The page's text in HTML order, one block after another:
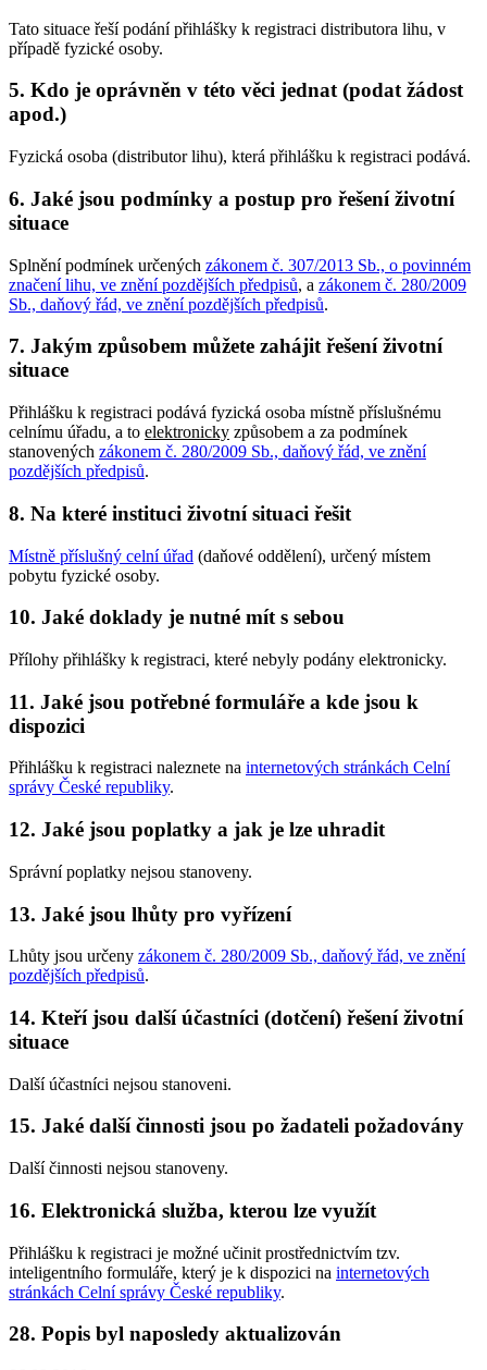
Tato situace řeší podání přihlášky k registraci distributora lihu, v
případě fyzické osoby.
5. Kdo je oprávněn v této věci jednat (podat žádost
apod.)
Fyzická osoba (distributor lihu), která přihlášku k registraci podává.
6. Jaké jsou podmínky a postup pro řešení životní
situace
Splnění podmínek určených zákonem č. 307/2013 Sb., o povinném
značení lihu, ve znění pozdějších předpisů, a zákonem č. 280/2009
Sb., daňový řád, ve znění pozdějších předpisů.
7. Jakým způsobem můžete zahájit řešení životní
situace
Přihlášku k registraci podává fyzická osoba místně příslušnému
celnímu úřadu, a to elektronicky způsobem a za podmínek
stanovených zákonem č. 280/2009 Sb., daňový řád, ve znění
pozdějších předpisů.
8. Na které instituci životní situaci řešit
Místně příslušný celní úřad (daňové oddělení), určený místem
pobytu fyzické osoby.
10. Jaké doklady je nutné mít s sebou
Přílohy přihlášky k registraci, které nebyly podány elektronicky.
11. Jaké jsou potřebné formuláře a kde jsou k
dispozici
Přihlášku k registraci naleznete na internetových stránkách Celní
správy České republiky.
12. Jaké jsou poplatky a jak je lze uhradit
Správní poplatky nejsou stanoveny.
13. Jaké jsou lhůty pro vyřízení
Lhůty jsou určeny zákonem č. 280/2009 Sb., daňový řád, ve znění
pozdějších předpisů.
14. Kteří jsou další účastníci (dotčení) řešení životní
situace
Další účastníci nejsou stanoveni.
15. Jaké další činnosti jsou po žadateli požadovány
Další činnosti nejsou stanoveny.
16. Elektronická služba, kterou lze využít
Přihlášku k registraci je možné učinit prostřednictvím tzv.
inteligentního formuláře, který je k dispozici na internetových
stránkách Celní správy České republiky.
28. Popis byl naposledy aktualizován